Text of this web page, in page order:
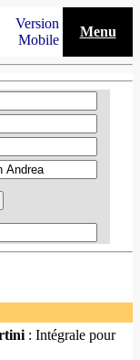
Version
Mobile
Menu
: Intégrale pour